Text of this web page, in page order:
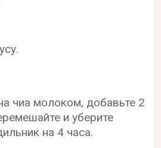
чиа молоком, добавьте 2
и уберите
на 4 часа.